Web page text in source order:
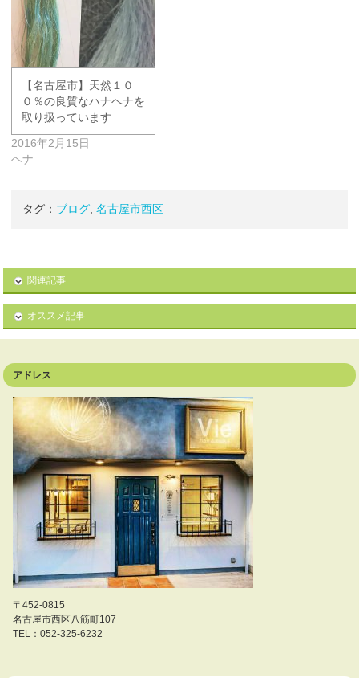
【名古屋市】天然１０
０％の良質なハナヘナを
取り扱っています
2016年2月15日
ヘナ
タグ： ブログ,名古屋市西区
関連記事
オススメ記事
アドレス
〒452-0815
名古屋市西区八筋町107
TEL：052-325-6232